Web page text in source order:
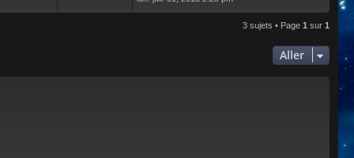
3 sujets • Page 1 sur 1
Aller